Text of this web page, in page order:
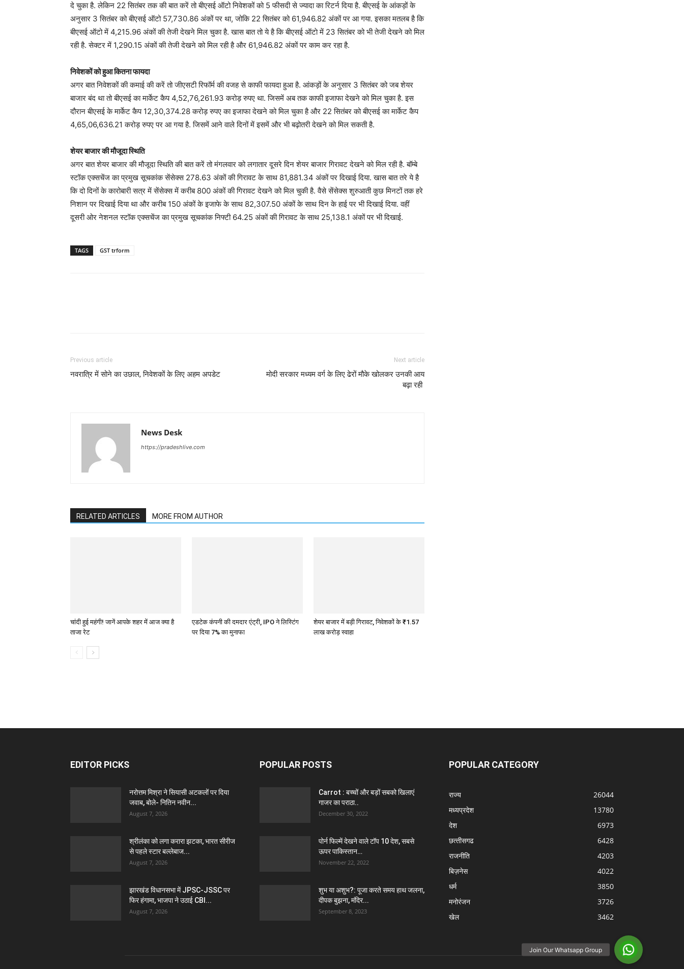
दे चुका है. लेकिन 22 सितंबर तक की बात करें तो बीएसई ऑटो निवेशकों को 5 फीसदी से ज्यादा का रिटर्न दिया है. बीएसई के आंकड़ों के
अनुसार 3 सितंबर को बीएसई ऑटो 57,730.86 अंकों पर था, जोकि 22 सितंबर को 61,946.82 अंकों पर आ गया. इसका मतलब है कि
बीएसई ऑटो में 4,215.96 अंकों की तेजी देखने मिल चुका है. खास बात तो ये है कि बीएसई ऑटाे में 23 सितंबर को भी तेजी देखने को मिल
रही है. सेक्टर में 1,290.15 अंकों की तेजी देखने को मिल रही है और 61,946.82 अंकों पर काम कर रहा है.
निवेशकों को हुआ कितना फायदा
अगर बात निवेशकों की कमाई की करें तो जीएसटी रिफॉर्म की वजह से काफी फायदा हुआ है. आंकड़ों के अनुसार 3 सितंबर को जब शेयर
बाजार बंद था तो बीएसई का मार्केट कैप 4,52,76,261.93 करोड़ रुपए था. जिसमें अब तक काफी इजाफा देखने को मिल चुका है. इस
दौरान बीएसई के मार्केट कैप 12,30,374.28 करोड़ रुपए का इजाफा देखने को मिल चुका है और 22 सितंबर को बीएसई का मार्केट कैप
4,65,06,636.21 करोड़ रुपए पर आ गया है. जिसमें आने वाले दिनों में इसमें और भी बढ़ोतरी देखने को मिल सकती है.
शेयर बाजार की मौजूदा स्थिति
अगर बात शेयर बाजार की मौजूदा स्थिति की बात करें तो मंगलवार को लगातार दूसरे दिन शेयर बाजार गिरावट देखने को मिल रही है. बॉम्बे
स्टॉक एक्सचेंज का प्रमुख सूचकांक सेंसेक्स 278.63 अंकों की गिरावट के साथ 81,881.34 अंकों पर दिखाई दिया. खास बात तरे ये है
कि दो दिनों के कारोबारी सत्र में सेंसेक्स में करीब 800 अंकों की गिरावट देखने को मिल चुकी है. वैसे सेंसेक्स शुरुआती कुछ मिनटों तक हरे
निशान पर दिखाई दिया था और करीब 150 अंकों के इजाफे के साथ 82,307.50 अंकों के साथ दिन के हाई पर भी दिखाई दिया. वहीं
दूसरी ओर नेशनल स्टॉक एक्सचेंज का प्रमुख सूचकांक निफ्टी 64.25 अंकों की गिरावट के साथ 25,138.1 अंकों पर भी दिखाई.
TAGS GST trform
Previous article
नवरात्रि में सोने का उछाल, निवेशकों के लिए अहम अपडेट
Next article
मोदी सरकार मध्यम वर्ग के लिए ढेरों मौके खोलकर उनकी आय
बढ़ा रही
News Desk
https://pradeshlive.com
RELATED ARTICLES MORE FROM AUTHOR
चांदी हुई महंगी! जानें आपके शहर में आज क्या है
ताजा रेट
एडटेक कंपनी की दमदार एंट्री, IPO ने लिस्टिंग
पर दिया 7% का मुनाफा
शेयर बाजार में बड़ी गिरावट, निवेशकों के ₹1.57
लाख करोड़ स्वाहा
EDITOR PICKS
नरोत्तम मिश्रा ने सियासी अटकलों पर दिया
जवाब, बोले- नितिन नवीन...
August 7, 2026
श्रीलंका को लगा करारा झटका, भारत सीरीज
से पहले स्टार बल्लेबाज...
August 7, 2026
झारखंड विधानसभा में JPSC-JSSC पर
फिर हंगामा, भाजपा ने उठाई CBI...
August 7, 2026
POPULAR POSTS
Carrot : बच्चों और बड़ों सबको खिलाएं
गाजर का पराठा..
December 30, 2022
पोर्न फिल्में देखने वाले टॉप 10 देश, सबसे
ऊपर पाकिस्तान…
November 22, 2022
शुभ या अशुभ?: पूजा करते समय हाथ जलना,
दीपक बुझना, मंदिर...
September 8, 2023
POPULAR CATEGORY
राज्‍य
26044
मध्यप्रदेश
13780
देश
6973
छत्‍तीसगढ
6428
राजनीति
4203
बिज़नेस
4022
धर्म
3850
मनोरंजन
3726
खेल
3462